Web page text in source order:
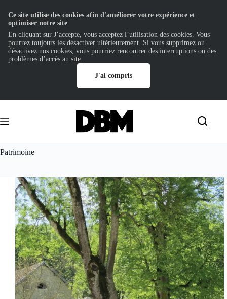
contenu
Patrimoine
Ce site utilise des cookies afin d'améliorer votre expérience et
optimiser notre site
En cliquant sur J’accepte, vous acceptez l’utilisation des cookies. Vous
pourrez toujours les désactiver ultérieurement. Si vous supprimez ou
désactivez nos cookies, vous pourriez rencontrer des interruptions ou des
problèmes d’accès au site.
J'ai compris